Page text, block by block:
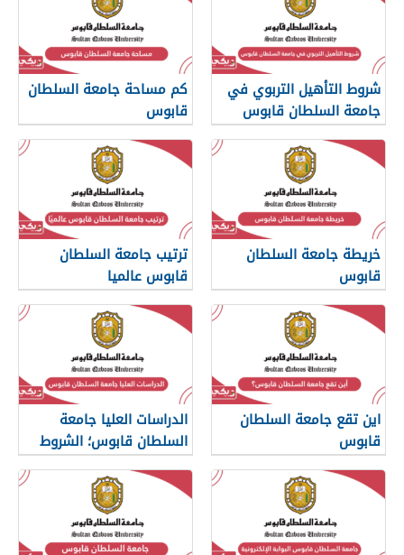
شروط التأهيل التربوي في
جامعة السلطان قابوس
كم مساحة جامعة السلطان
قابوس
خريطة جامعة السلطان
قابوس
ترتيب جامعة السلطان
قابوس عالميا
اين تقع جامعة السلطان
قابوس
الدراسات العليا جامعة
السلطان قابوس؛ الشروط
والتخصصات